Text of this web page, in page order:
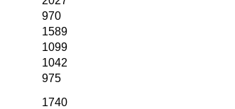
970
1589
1099
1042
975
1740